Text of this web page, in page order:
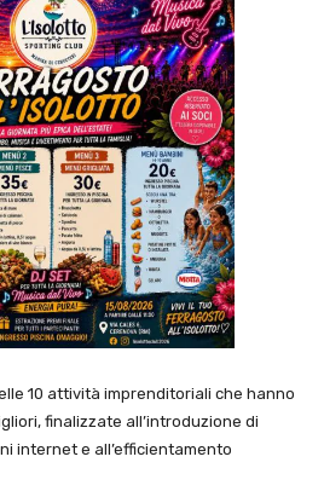
10 attività imprenditoriali che hanno
finalizzate all’introduzione di
internet e all’efficientamento